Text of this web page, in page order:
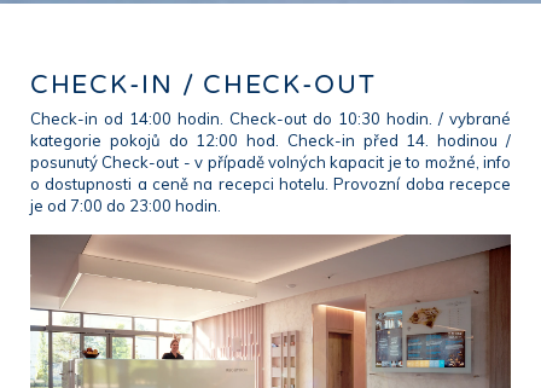
CHECK-IN / CHECK-OUT
Check-in od 14:00 hodin. Check-out do 10:30 hodin. / vybrané
kategorie pokojů do 12:00 hod. Check-in před 14. hodinou /
posunutý Check-out - v případě volných kapacit je to možné, info
o dostupnosti a ceně na recepci hotelu. Provozní doba recepce
je od 7:00 do 23:00 hodin.